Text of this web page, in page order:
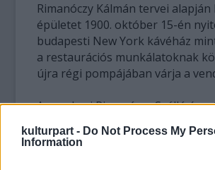
kulturpart - Do Not Process My
Information
Rimanóczy Kálmán tervei alapján
épületet 1900. október 15-én
budapesti New York kávéház
a restaurációs munkálatoknak
újra régi pompájában várja a
Az egykori Rimanóczy Szálló és
korhűen restaurálták minden